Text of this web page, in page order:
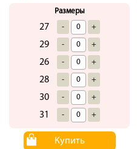
Размеры
27 - +
29 - +
26 - +
28 - +
30 - +
31 - +
Купить